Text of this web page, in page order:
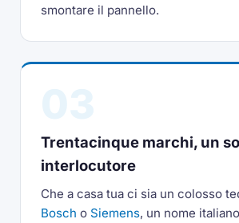
smontare il pannello.
Trentacinque marchi, un
interlocutore
Che a casa tua ci sia un colosso
Bosch o Siemens, un nome